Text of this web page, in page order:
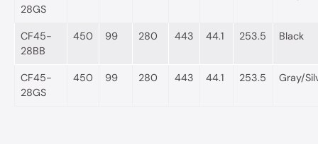
28GS
CF45-
28BB
450 99 280 443 44.1 253.5 Black
CF45-
28GS
450 99 280 443 44.1 253.5 Gray/